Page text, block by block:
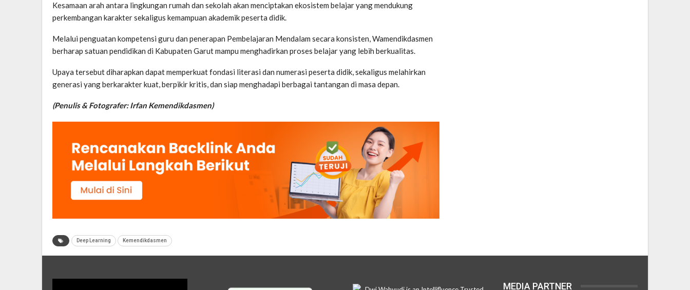
Kesamaan arah antara lingkungan rumah dan sekolah akan menciptakan ekosistem belajar yang mendukung
perkembangan karakter sekaligus kemampuan akademik peserta didik.
Melalui penguatan kompetensi guru dan penerapan Pembelajaran Mendalam secara konsisten, Wamendikdasmen
berharap satuan pendidikan di Kabupaten Garut mampu menghadirkan proses belajar yang lebih berkualitas.
Upaya tersebut diharapkan dapat memperkuat fondasi literasi dan numerasi peserta didik, sekaligus melahirkan
generasi yang berkarakter kuat, berpikir kritis, dan siap menghadapi berbagai tantangan di masa depan.
(Penulis & Fotografer: Irfan Kemendikdasmen)
Deep Learning Kemendikdasmen
MEDIA PARTNER